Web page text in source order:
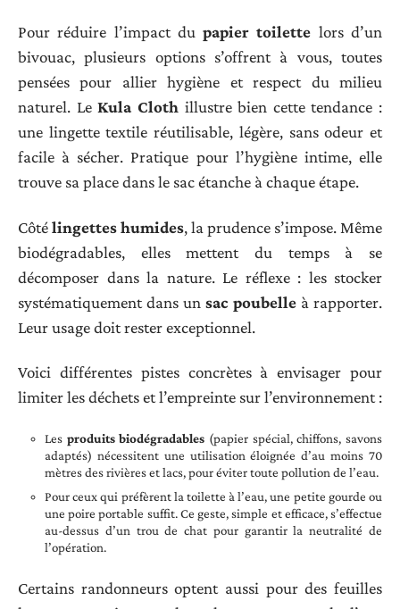
Pour réduire l’impact dupapier toilette lors d’un
bivouac, plusieurs options s’offrent à vous, toutes
pensées pour allier hygiène et respect du milieu
naturel. LeKula Clothillustre bien cette tendance :
une lingette textile réutilisable, légère, sans odeur et
facile à sécher. Pratique pour l’hygiène intime, elle
trouve sa place dans le sac étanche à chaque étape.
Côtélingettes humides, la prudence s’impose. Même
biodégradables, elles mettent du temps à se
décomposer dans la nature. Le réflexe : les stocker
systématiquement dans un sac poubelle à rapporter.
Leur usage doit rester exceptionnel.
Voici différentes pistes concrètes à envisager pour
limiter les déchets et l’empreinte sur l’environnement :
Les produits biodégradables (papier spécial, chiffons, savons
adaptés) nécessitent une utilisation éloignée d’au moins 70
mètres des rivières et lacs, pour éviter toute pollution de l’eau.
Pour ceux qui préfèrent la toilette à l’eau, une petite gourde ou
une poire portable suffit. Ce geste, simple et efficace, s’effectue
au-dessus d’un trou de chat pour garantir la neutralité de
l’opération.
Certains randonneurs optent aussi pour des feuilles